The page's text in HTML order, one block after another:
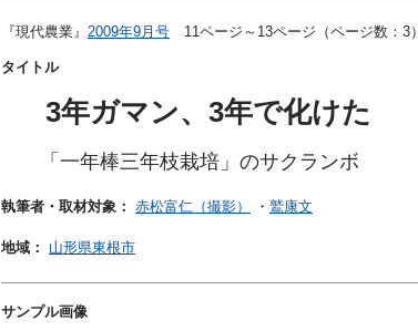
『現代農業』 2009年9月号 11ページ～13ページ（ページ数：3）
タイトル
3年ガマン、3年で化けた
「一年棒三年枝栽培」のサクランボ
執筆者・取材対象： 赤松富仁（撮影） ・ 鷲康文
地域： 山形県東根市
サンプル画像